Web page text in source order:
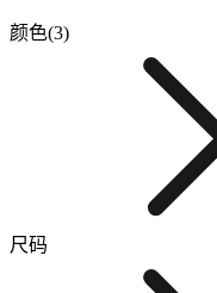
颜色(3)
尺码